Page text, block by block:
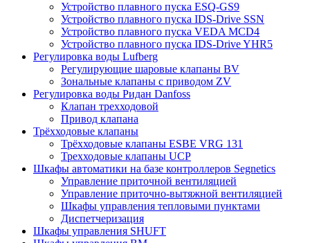
Устройство плавного пуска ESQ-GS9
Устройство плавного пуска IDS-Drive SSN
Устройство плавного пуска VEDA MCD4
Устройство плавного пуска IDS-Drive YHR5
Регулировка воды Lufberg
Регулирующие шаровые клапаны BV
Зональные клапаны с приводом ZV
Регулировка воды Ридан Danfoss
Клапан трехходовой
Привод клапана
Трёхходовые клапаны
Трёхходовые клапаны ESBE VRG 131
Трехходовые клапаны UCP
Шкафы автоматики на базе контроллеров Segnetics
Управление приточной вентиляцией
Управление приточно-вытяжной вентиляцией
Шкафы управления тепловыми пунктами
Диспетчеризация
Шкафы управления SHUFT